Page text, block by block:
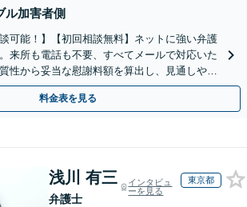
ル加害者側
可能！】【初回相談無料】ネットに強い弁護
来所も電話も不要、すべてメールで対応いた
性から妥当な慰謝料額を算出し、見通しや費
ずお伝えしサポートします。
料金表を見る
浅川 有三
弁護士
インタビュ
ーを見る
東京都